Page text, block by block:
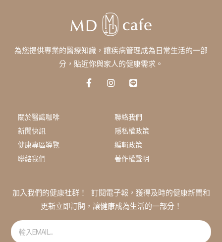
為您提供專業的醫療知識，讓疾病管理成為日常生活的一部
分，貼近你與家人的健康需求。
F
I
a
g
a
m
L
關於醫識咖啡
新聞快訊
健康專區導覽
聯絡我們
聯絡我們
隱私權政策
編輯政策
著作權聲明
加入我們的健康社群！ 訂閱電子報，獲得及時的健康新聞和
更新立即訂閱，讓健康成為生活的一部分！
Email